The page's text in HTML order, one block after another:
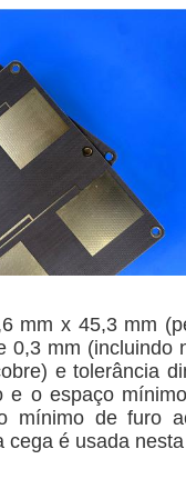
mm x 45,3 mm
0,3 mm (incluindo
e tolerância
e o espaço
mínimo de furo
cega é usada